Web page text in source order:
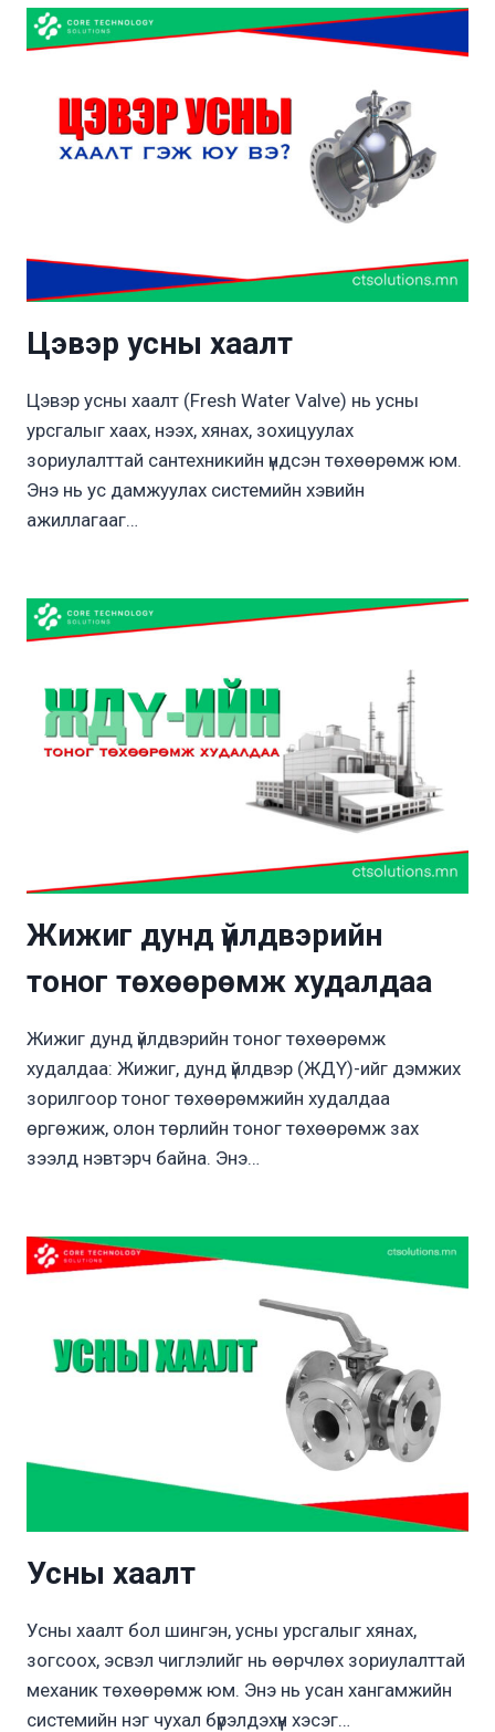
Цэвэр усны хаалт
Цэвэр усны хаалт (Fresh Water Valve) нь усны
урсгалыг хаах, нээх, хянах, зохицуулах
зориулалттай сантехникийн үндсэн төхөөрөмж юм.
Энэ нь ус дамжуулах системийн хэвийн
ажиллагааг…
Жижиг дунд үйлдвэрийн
тоног төхөөрөмж худалдаа
Жижиг дунд үйлдвэрийн тоног төхөөрөмж
худалдаа: Жижиг, дунд үйлдвэр (ЖДҮ)-ийг дэмжих
зорилгоор тоног төхөөрөмжийн худалдаа
өргөжиж, олон төрлийн тоног төхөөрөмж зах
зээлд нэвтэрч байна. Энэ…
Усны хаалт
Усны хаалт бол шингэн, усны урсгалыг хянах,
зогсоох, эсвэл чиглэлийг нь өөрчлөх зориулалттай
механик төхөөрөмж юм. Энэ нь усан хангамжийн
системийн нэг чухал бүрэлдэхүүн хэсэг…